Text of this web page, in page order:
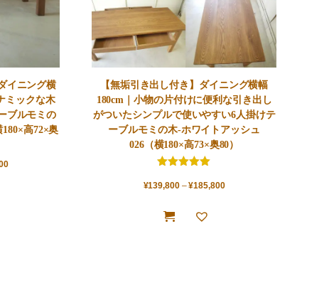
イニング横
ミックな木
ブルモミの
高72×奥
【無垢引き出し付き】ダイニング横幅
180cm｜小物の片付けに便利な引き出し
がついたシンプルで使いやすい6人掛けテ
ーブルモミの木-ホワイトアッシュ
026（横180×高73×奥80）
5点満点
¥139,800 –¥185,800